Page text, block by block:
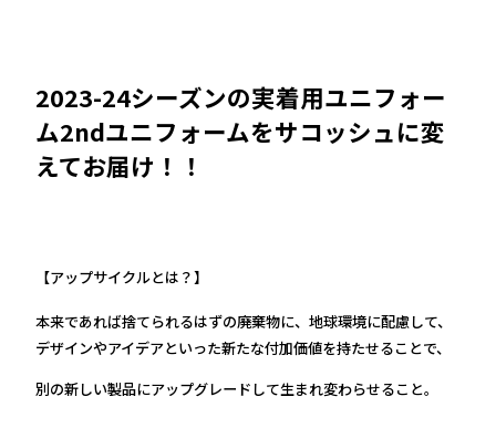
2023-24シーズンの実着用ユニフォー
ム2ndユニフォームをサコッシュに変
えてお届け！！
【アップサイクルとは？】
本来であれば捨てられるはずの廃棄物に、地球環境に配慮して、
デザインやアイデアといった新たな付加価値を持たせることで、
別の新しい製品にアップグレードして生まれ変わらせること。